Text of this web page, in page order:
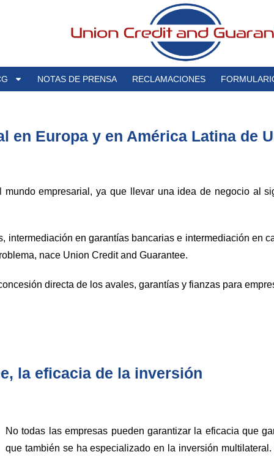
NOTAS DE PRENSA RECLAMACIONES
en Europa y en América Latina de
empresarial, ya que llevar una idea de negocio al
intermediación en garantías bancarias e intermediación en
nace Union Credit and Guarantee.
directa de los avales, garantías y fianzas para
la eficacia de la inversión
No todas las empresas pueden garantizar la eficacia que
que también se ha especializado en la inversión